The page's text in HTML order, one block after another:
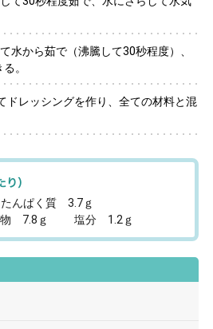
水から茹で（沸騰して30秒程度）、
。
ドレッシングを作り、全ての材料と混
り）
たんぱく質 3.7ｇ
7.8ｇ 塩分 1.2ｇ